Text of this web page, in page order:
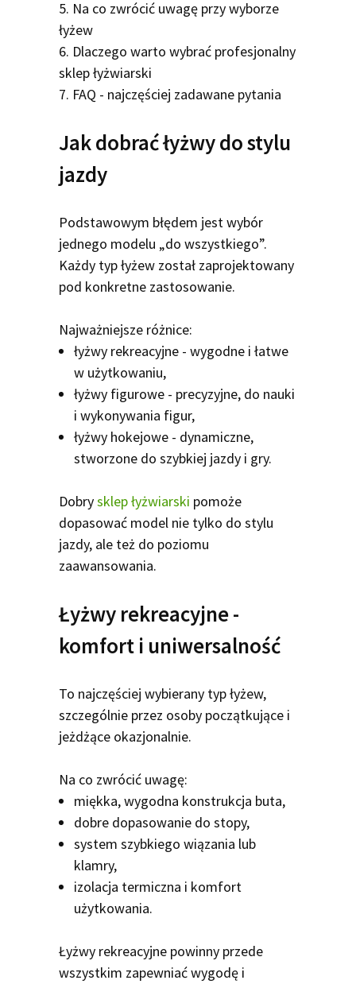
5. Na co zwrócić uwagę przy wyborze
łyżew
6. Dlaczego warto wybrać profesjonalny
sklep łyżwiarski
7. FAQ - najczęściej zadawane pytania
Jak dobrać łyżwy do stylu
jazdy
Podstawowym błędem jest wybór
jednego modelu „do wszystkiego”.
Każdy typ łyżew został zaprojektowany
pod konkretne zastosowanie.
Najważniejsze różnice:
łyżwy rekreacyjne - wygodne i łatwe
w użytkowaniu,
łyżwy figurowe - precyzyjne, do nauki
i wykonywania figur,
łyżwy hokejowe - dynamiczne,
stworzone do szybkiej jazdy i gry.
Dobrysklep łyżwiarski pomoże
dopasować model nie tylko do stylu
jazdy, ale też do poziomu
zaawansowania.
Łyżwy rekreacyjne -
komfort i uniwersalność
To najczęściej wybierany typ łyżew,
szczególnie przez osoby początkujące i
jeżdżące okazjonalnie.
Na co zwrócić uwagę:
miękka, wygodna konstrukcja buta,
dobre dopasowanie do stopy,
system szybkiego wiązania lub
klamry,
izolacja termiczna i komfort
użytkowania.
Łyżwy rekreacyjne powinny przede
wszystkim zapewniać wygodę i